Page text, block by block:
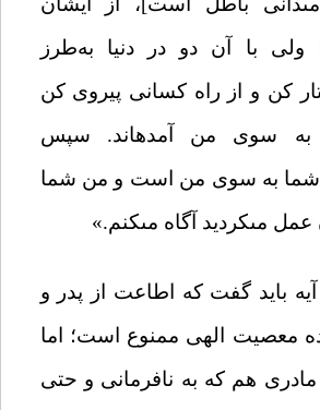
با آن دو در دنیا به‌طرز
کن و از راه کسانى پیروى کن
به سوى من آمده‏اند. سپس
به سوى من است و من شما
عمل مى‏کردید آگاه مى‏کنم.»
باید گفت که اطاعت از پدر و
معصیت الهی ممنوع است؛ اما
مادری هم که به نافرمانی و حتی